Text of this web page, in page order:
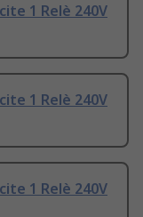
1 Relè 240V
1 Relè 240V
1 Relè 240V